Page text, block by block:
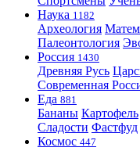
Наука 1182
Археология
Палеонтология
Россия 1430
Древняя Русь
Современная
Еда 881
Бананы Картофель
Сладости Фастфуд
Космос 447